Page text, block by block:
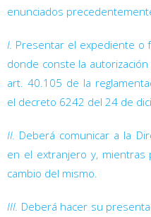
enunciados
I. Presentar el expediente o
donde conste la
art. 40.105 de la
el decreto 6242 del 24 de
II. Deberá comunicar a la
en el extranjero y, mientras
cambio del mismo.
III. Deberá hacer su